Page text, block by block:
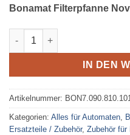
Bonamat Filterpfanne
Bonamat Filterpfanne Novo
IN DEN
Artikelnummer:
Kategorien: Alles für Automaten,
Ersatzteile / Zubehör, Zubehör für